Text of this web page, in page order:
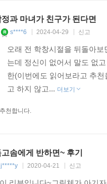
정과 마녀가 친구가 된다면
s****6 2024-04-29 신고
오래 전 학창시절을 뒤돌아
는데 정신이 없어서 말도 없
한(이번에도 읽어보라고 추
고 하지 않고... 더보기
천합니다.
고솜에게 반하면~ 후기
j*****y 2020-04-21 신고